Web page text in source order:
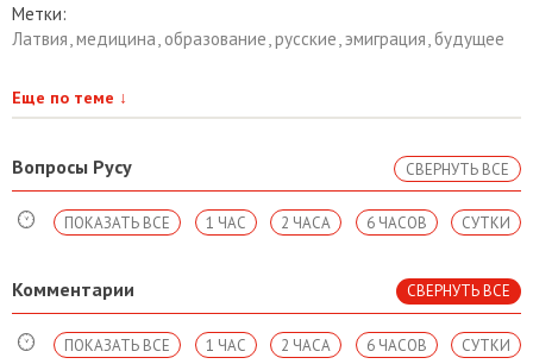
Метки:
Латвия медицина образование русские эмиграция будущее
Еще по теме ↓
Вопросы Русу СВЕРНУТЬ ВСЕ
СУТКИ
6 ЧАСОВ
2 ЧАСА
1 ЧАС
ПОКАЗАТЬ ВСЕ
Комментарии СВЕРНУТЬ ВСЕ
СУТКИ
6 ЧАСОВ
2 ЧАСА
1 ЧАС
ПОКАЗАТЬ ВСЕ